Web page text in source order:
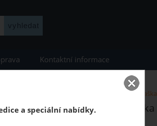
Kontaktní informace
Stěnový obklad Grande Ritorno Dub Aljaška
Grande Ritorno Dub Aljaška
a speciální nabídky.